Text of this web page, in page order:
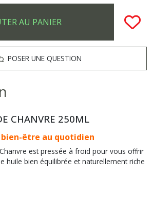
AU PANIER
POSER UNE QUESTION
CHANVRE 250ML
être au quotidien
est pressée à froid pour vous offrir
huile bien équilibrée et naturellement riche